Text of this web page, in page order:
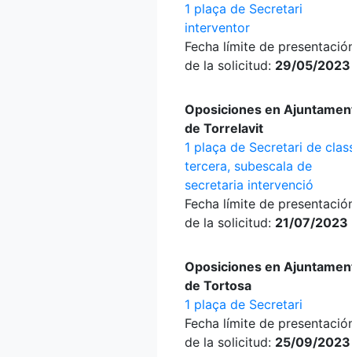
1 plaça de Secretari
interventor
Fecha límite de
de la solicitud: 29/05/2023
Oposiciones en
de Torrelavit
1 plaça de Secretari de
tercera, subescala de
secretaria intervenció
Fecha límite de
de la solicitud: 21/07/2023
Oposiciones en
de Tortosa
1 plaça de Secretari
Fecha límite de
de la solicitud: 25/09/2023